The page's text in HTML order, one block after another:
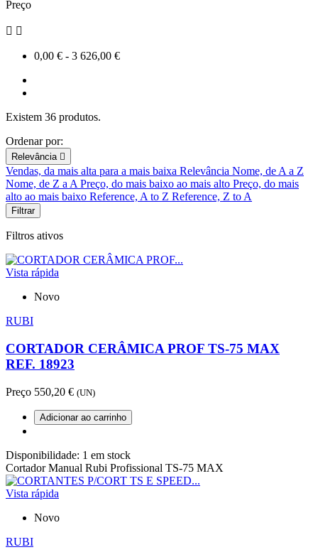
Preço
 
0,00 € - 3 626,00 €
Existem 36 produtos.
Ordenar por:
Relevância 
Vendas, da mais alta para a mais baixa Relevância Nome, de A a Z
Nome, de Z a A Preço, do mais baixo ao mais alto Preço, do mais
alto ao mais baixo Reference, A to Z Reference, Z to A
Filtrar
Filtros ativos
Vista rápida
Novo
RUBI
CORTADOR CERÂMICA PROF TS-75 MAX
REF. 18923
Preço 550,20 € (UN)
Adicionar ao carrinho
Disponibilidade: 1 em stock
Cortador Manual Rubi Profissional TS-75 MAX
Vista rápida
Novo
RUBI